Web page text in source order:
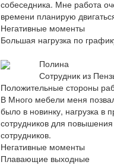
собеседника. Мне работа
времени планирую
Негативные моменты
Большая нагрузка по
Полина
Сотрудник из
Положительные стороны
В Много мебели меня
было в новинку, нагрузка в
сотрудников для повышения
сотрудников.
Негативные моменты
Плавающие выходные